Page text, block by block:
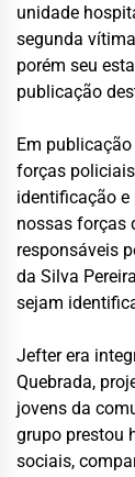
unidade
segunda
porém seu
publicação
Em
forças
identificação e
nossas forças
responsáveis
da Silva
sejam
Jefter era
Quebrada,
jovens da
grupo prestou
sociais,